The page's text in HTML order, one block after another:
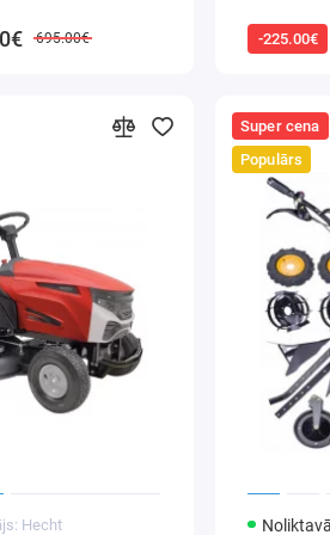
695.00€ -225.00€
Hecht
Super cena
Populārs
Noliktavā